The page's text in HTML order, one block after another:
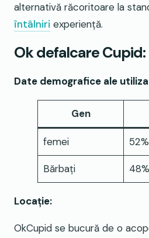
alternativă răcoritoare la
întâlniri experienţă.
Ok defalcare Cupid:
Date demografice ale
Gen
femei 52%
Bărbați 48%
Locație:
OkCupid se bucură de o